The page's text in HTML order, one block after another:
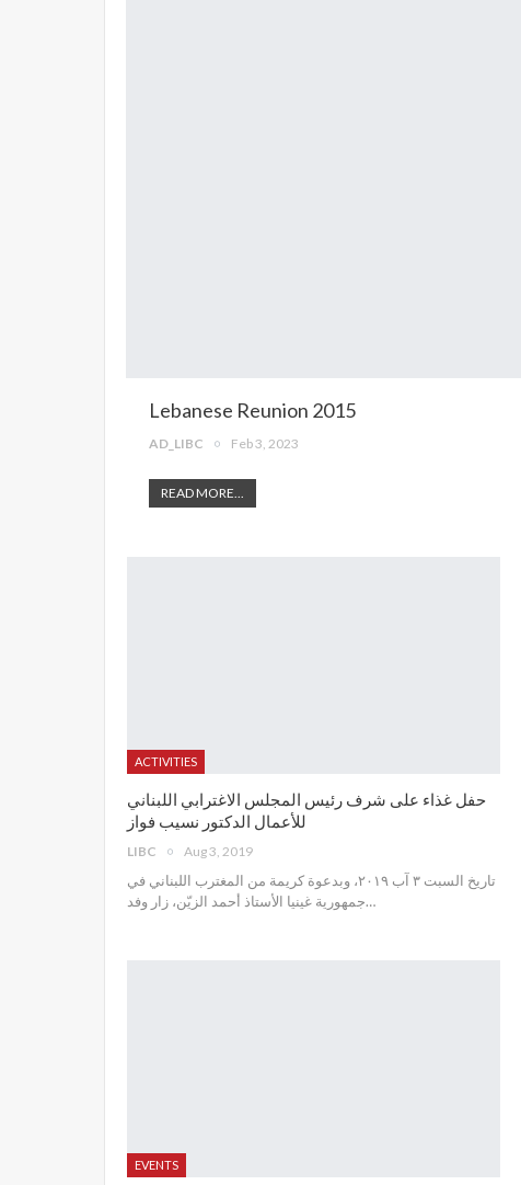
Lebanese Reunion 2015
AD_LIBC Feb 3, 2023
READ MORE...
ACTIVITIES
حفل غذاء على شرف رئيس المجلس الاغترابي اللبناني
للأعمال الدكتور نسيب فواز
LIBC Aug 3, 2019
تاريخ السبت ٣ آب ٢٠١٩، وبدعوة كريمة من المغترب اللبناني في
جمهورية غينيا الأستاذ أحمد الزيّن، زار وفد…
EVENTS